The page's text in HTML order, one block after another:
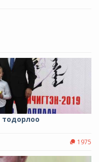
тодорлоо
1975